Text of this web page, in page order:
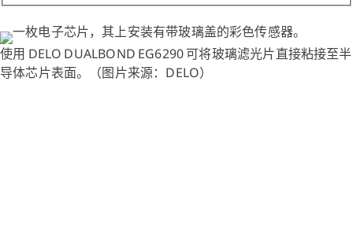
使用 DELO DUALBOND EG6290 可将玻璃滤光片直接粘接至半
导体芯片表面。（图片来源：DELO）